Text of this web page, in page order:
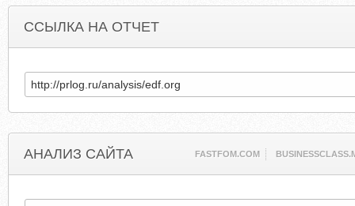
ССЫЛКА НА ОТЧЕТ
АНАЛИЗ САЙТА FASTFOM.COM